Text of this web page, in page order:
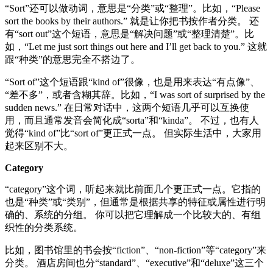
“Sort”还可以做动词，意思是“分类”或“整理”。比如，“Please
sort the books by their authors.” 就是让你把书按作者分类。 还
有“sort out”这个短语，意思是“解决问题”或“整理清楚”。比
如，“Let me just sort things out here and I’ll get back to you.” 这就
跟“种类”的意思完全不搭边了。
“Sort of”这个短语跟“kind of”很像，也是用来表达“有点像”、
“差不多”，或者含糊其辞。比如，“I was sort of surprised by the
sudden news.” 在日常对话中，这两个短语几乎可以互换使
用，而且通常发音会简化成“sorta”和“kinda”。 不过，也有人
觉得“kind of”比“sort of”更正式一点。 但实际生活中，大家用
起来区别不大。
Category
“category”这个词，听起来就比前面几个更正式一点。它指的
也是“种类”或“类别”，但通常是根据共享的特征或属性进行明
确的、系统的分组。 你可以把它理解成一个比较大的、有组
织性的分类系统。
比如，图书馆里的书会按“fiction”、“non-fiction”等“category”来
分类。 酒店房间也分“standard”、“executive”和“deluxe”这三个